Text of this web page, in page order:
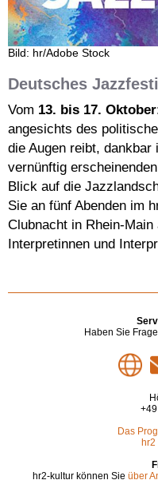
Bild: hr/Adobe Stock
Deutsches
Vom 13. bis 17. Oktober
angesichts des
die Augen reibt,
vernünftig
Blick auf die
Sie an fünf Abenden im
Clubnacht in Rhein-
Interpretinnen und
Haben Sie
Das
hr2-kultur können Sie über